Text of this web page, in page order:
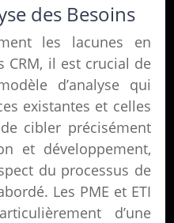
des Besoins
les lacunes en
CRM, il est crucial de
d’analyse qui
existantes et celles
cibler précisément
et développement,
du processus de
Les PME et ETI
d’une